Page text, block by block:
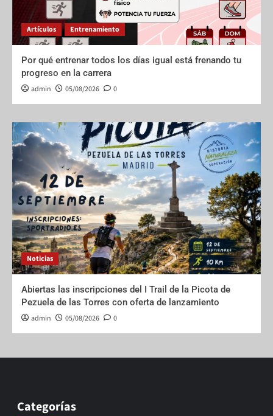
Artículos Entrenamiento
Por qué entrenar todos los días igual está frenando tu
progreso en la carrera
admin 05/08/2026 0
Noticias
Abiertas las inscripciones del I Trail de la Picota de
Pezuela de las Torres con oferta de lanzamiento
admin 05/08/2026 0
Categorías